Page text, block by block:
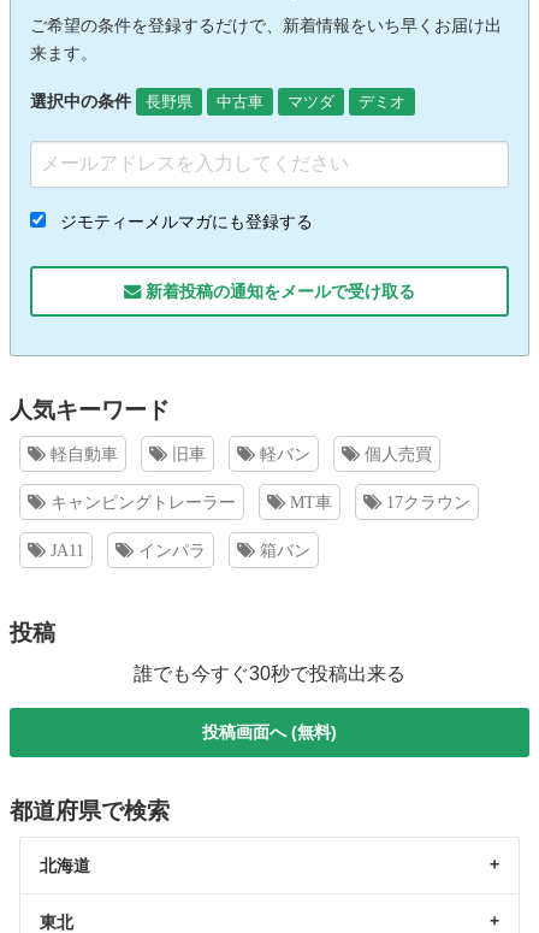
ご希望の条件を登録するだけで、新着情報をいち早くお届け出
来ます。
選択中の条件 長野県 中古車 マツダ デミオ
ジモティーメルマガにも登録する
新着投稿の通知をメールで受け取る
人気キーワード
軽自動車 旧車 軽バン 個人売買
キャンピングトレーラー MT車 17クラウン
JA11 インパラ 箱バン
投稿
誰でも今すぐ30秒で投稿出来る
投稿画面へ (無料)
都道府県で検索
北海道
東北